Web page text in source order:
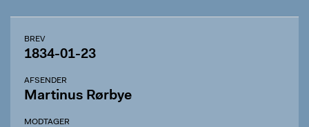
BREV
1834-01-23
AFSENDER
Martinus Rørbye
MODTAGER